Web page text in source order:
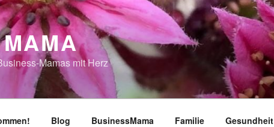
Mamas mit Herz
Blog BusinessMama Familie Gesundheit